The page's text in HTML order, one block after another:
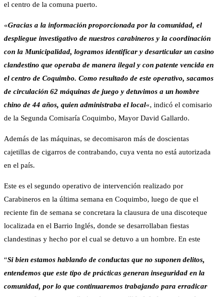
el centro de la comuna puerto.
«Gracias a la información proporcionada por la comunidad, el
despliegue investigativo de nuestros carabineros y la coordinación
con la Municipalidad, logramos identificar y desarticular un casino
clandestino que operaba de manera ilegal y con patente vencida en
el centro de Coquimbo. Como resultado de este operativo, sacamos
de circulación 62 máquinas de juego y detuvimos a un hombre
chino de 44 años, quien administraba el local«, indicó el comisario
de la Segunda Comisaría Coquimbo, Mayor David Gallardo.
Además de las máquinas, se decomisaron más de doscientas
cajetillas de cigarros de contrabando, cuya venta no está autorizada
en el país.
Este es el segundo operativo de intervención realizado por
Carabineros en la última semana en Coquimbo, luego de que el
reciente fin de semana se concretara la clausura de una discoteque
localizada en el Barrio Inglés, donde se desarrollaban fiestas
clandestinas y hecho por el cual se detuvo a un hombre. En este
“Si bien estamos hablando de conductas que no suponen delitos,
entendemos que este tipo de prácticas generan inseguridad en la
comunidad, por lo que continuaremos trabajando para erradicar